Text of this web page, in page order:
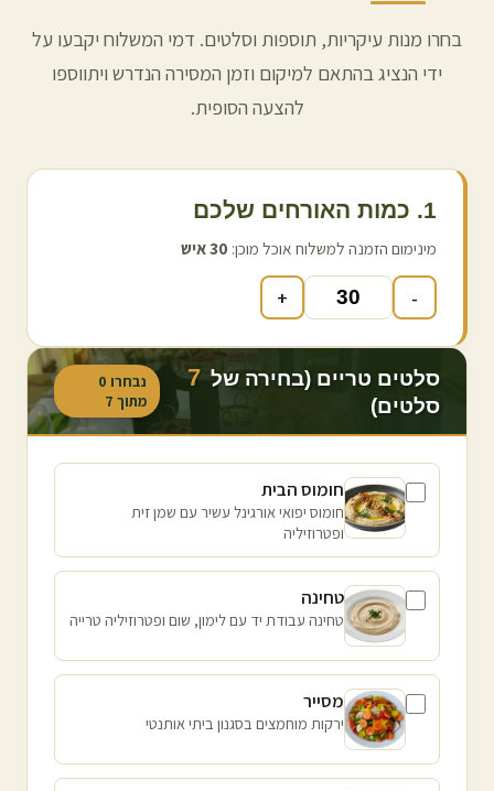
בחרו מנות עיקריות, תוספות וסלטים. דמי המשלוח יקבעו על
ידי הנציג בהתאם למיקום וזמן המסירה הנדרש ויתווספו
להצעה הסופית.
1. כמות האורחים שלכם
מינימום הזמנה למשלוח אוכל מוכן: 30איש
-
+
סלטים טריים (בחירה של 7
סלטים)
נבחרו 0
מתוך 7
חומוס הבית
חומוס יפואי אורגינל עשיר עם שמן זית
ופטרוזיליה
טחינה
טחינה עבודת יד עם לימון, שום ופטרוזיליה טרייה
מסייר
ירקות מוחמצים בסגנון ביתי אותנטי